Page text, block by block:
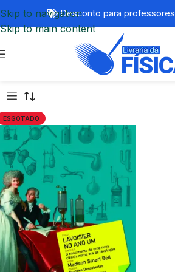
Skip to navigation
Skip to main content
Desconto para professores,
ESGOTADO